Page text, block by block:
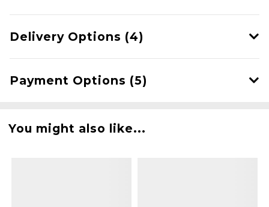
Delivery Options (4)
Payment Options (5)
You might also like...